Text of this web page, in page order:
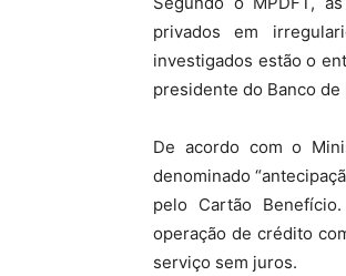
privados em
investigados estão o
presidente do Banco de
De acordo com o
denominado
pelo Cartão
operação de crédito
serviço sem juros.